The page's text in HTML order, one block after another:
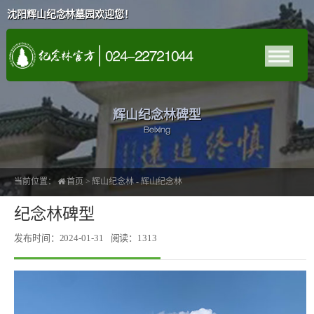
沈阳辉山纪念林墓园欢迎您！
辉山纪念林碑型
Beixing
当前位置： 首页 >辉山纪念林-辉山纪念林
纪念林碑型
发布时间：2024-01-31 阅读：1313